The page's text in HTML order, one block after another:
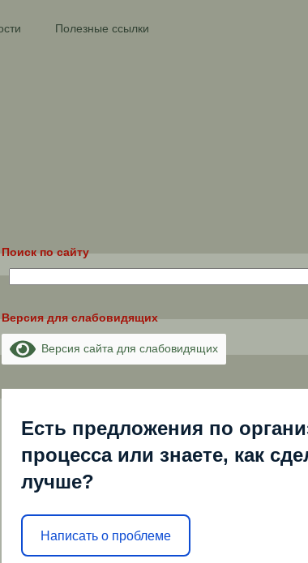
Полезные ссылки
Поиск по сайту
Версия для слабовидящих
Версия сайта для слабовидящих
Есть предложения по
процесса или знаете, как
лучше?
Написать о проблеме